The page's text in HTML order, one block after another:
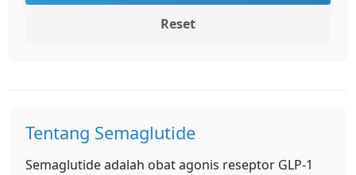
Reset
Tentang Semaglutide
Semaglutide adalah obat agonis reseptor GLP-1